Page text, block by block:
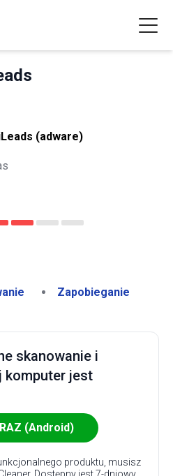
(adware)
Zapobieganie
skanowanie i
komputer jest
(Android)
produktu, musisz